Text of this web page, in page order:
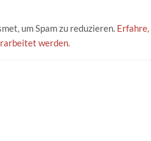
um Spam zu reduzieren. Erfahre,
werden.